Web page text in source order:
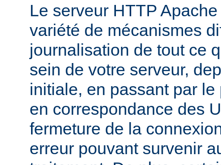
Le serveur HTTP
variété de mécanismes
journalisation de tout ce
sein de votre serveur,
initiale, en passant par
en correspondance des
fermeture de la
erreur pouvant survenir